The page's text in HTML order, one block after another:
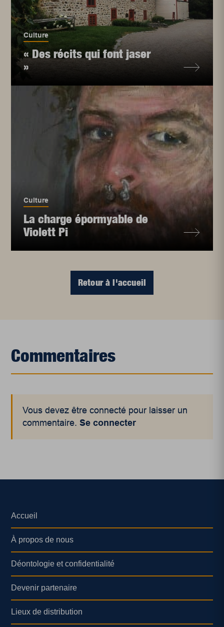
Culture
« Des récits qui font jaser
»
Culture
La charge épormyable de
Violett Pi
Retour à l'accueil
Commentaires
Vous devez être connecté pour laisser un
commentaire.Se connecter
Accueil
À propos de nous
Déontologie et confidentialité
Devenir partenaire
Lieux de distribution